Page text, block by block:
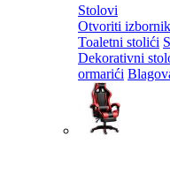
Stolovi
Otvoriti izbornik
Toaletni stolići
Dekorativni
ormarići